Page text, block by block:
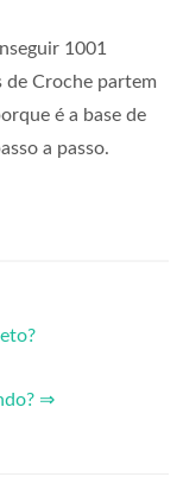
1001
de Croche partem
é a base de
a passo.
⇒